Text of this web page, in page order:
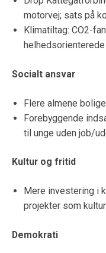
motorvej; sats på
Klimatiltag: CO2-
Socialt ansvar
Flere almene
Forebyggende
til unge uden job/
Kultur og fritid
Mere investering i
projekter som
Demokrati